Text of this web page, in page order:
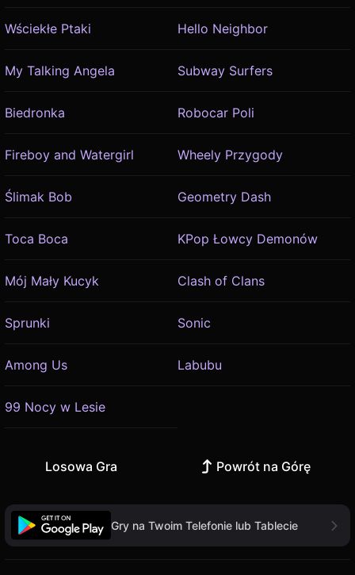
Wściekłe Ptaki Hello Neighbor
My Talking Angela Subway Surfers
Biedronka Robocar Poli
Fireboy and Watergirl Wheely Przygody
Ślimak Bob Geometry Dash
Toca Boca KPop Łowcy Demonów
Mój Mały Kucyk Clash of Clans
Sprunki Sonic
Among Us Labubu
99 Nocy w Lesie
Losowa Gra Powrót na Górę
Gry na Twoim Telefonie lub Tablecie